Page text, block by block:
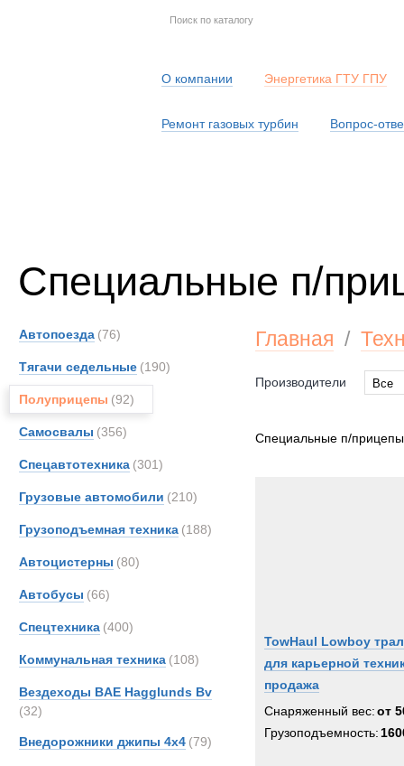
О компании Энергетика ГТУ ГПУ
Ремонт газовых турбин Вопрос-
Специальные п/
Автопоезда (76)
Тягачи седельные (190)
Полуприцепы (92)
Самосвалы (356)
Спецавтотехника (301)
Грузовые автомобили (210)
Грузоподъемная техника (188)
Автоцистерны (80)
Автобусы (66)
Спецтехника (400)
Коммунальная техника (108)
Вездеходы BAE Hagglunds Bv
(32)
Внедорожники джипы 4х4 (79)
Главная /
Производители
Все
Специальные п/прицепы
TowHaul Lowboy трал
для карьерной
продажа
Снаряженный вес:от
Грузоподъемность: